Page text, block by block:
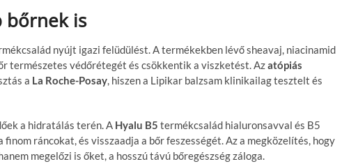
bőrnek is
nyújt igazi felüdülést. A termékekben lévő sheavaj, niacinamid
természetes védőrétegét és csökkentik a viszketést. Azatópiás
a La Roche-Posay, hiszen a Lipikar balzsam klinikailag tesztelt és
a hidratálás terén. A Hyalu B5 termékcsalád hialuronsavval és B5
ráncokat, és visszaadja a bőr feszességét. Az a megközelítés, hogy
megelőzi is őket, a hosszú távú bőregészség záloga.